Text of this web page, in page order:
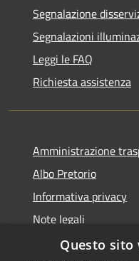
Segnalazione
Segnalazioni
Leggi le FAQ
Richiesta assistenza
Amministrazione
Albo Pretorio
Informativa privacy
Note legali
Dichiarazione di
Questo sito